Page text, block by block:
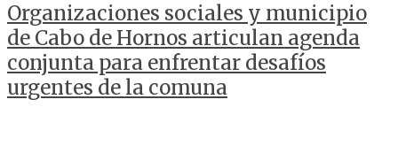
Organizaciones sociales y municipio
de Cabo de Hornos articulan agenda
conjunta para enfrentar desafíos
urgentes de la comuna